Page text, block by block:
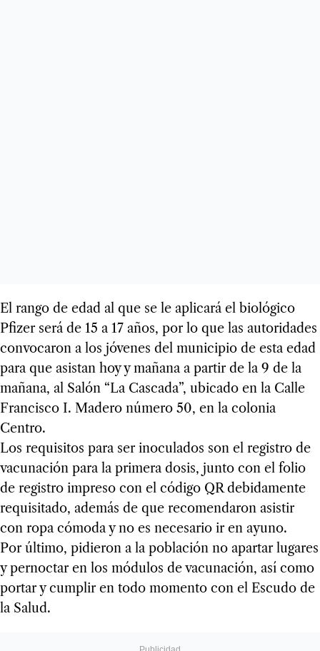
El rango de edad al que se le aplicará el biológico
Pfizer será de 15 a 17 años, por lo que las autoridades
convocaron a los jóvenes del municipio de esta edad
para que asistan hoy y mañana a partir de la 9 de la
mañana, al Salón “La Cascada”, ubicado en la Calle
Francisco I. Madero número 50, en la colonia
Centro.
Los requisitos para ser inoculados son el registro de
vacunación para la primera dosis, junto con el folio
de registro impreso con el código QR debidamente
requisitado, además de que recomendaron asistir
con ropa cómoda y no es necesario ir en ayuno.
Por último, pidieron a la población no apartar lugares
y pernoctar en los módulos de vacunación, así como
portar y cumplir en todo momento con el Escudo de
la Salud.